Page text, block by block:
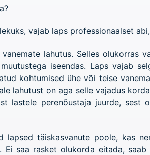
vajab laps professionaalset
lahutus. Selles olukorras
iseendas. Laps vajab
kohtumised ühe või teise
lahutust on aga selle vajadus
lastele perenõustaja juurde,
lapsed täiskasvanute poole, kas
Ei saa rasket olukorda eitada,